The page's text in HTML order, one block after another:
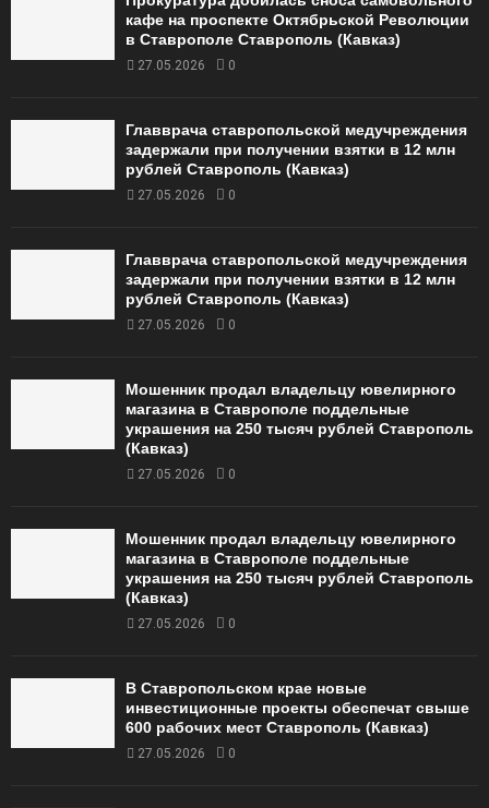
кафе на проспекте Октябрьской Революции
в Ставрополе Ставрополь (Кавказ)
27.05.2026 0
Главврача ставропольской медучреждения
задержали при получении взятки в 12 млн
рублей Ставрополь (Кавказ)
27.05.2026 0
Главврача ставропольской медучреждения
задержали при получении взятки в 12 млн
рублей Ставрополь (Кавказ)
27.05.2026 0
Мошенник продал владельцу ювелирного
магазина в Ставрополе поддельные
украшения на 250 тысяч рублей Ставрополь
(Кавказ)
27.05.2026 0
Мошенник продал владельцу ювелирного
магазина в Ставрополе поддельные
украшения на 250 тысяч рублей Ставрополь
(Кавказ)
27.05.2026 0
В Ставропольском крае новые
инвестиционные проекты обеспечат свыше
600 рабочих мест Ставрополь (Кавказ)
27.05.2026 0